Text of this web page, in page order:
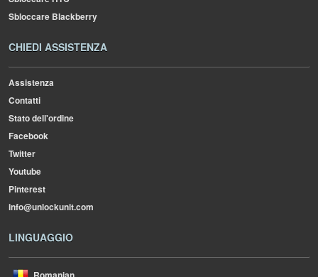
Sbloccare Blackberry
CHIEDI ASSISTENZA
Assistenza
Contatti
Stato dell'ordine
Facebook
Twitter
Youtube
Pinterest
info@unlockunit.com
LINGUAGGIO